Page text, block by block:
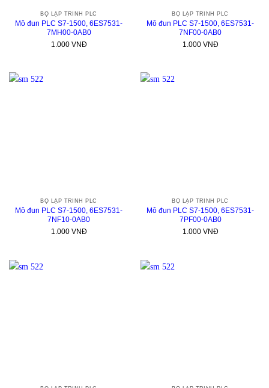
BỘ LẬP TRÌNH PLC
Mô đun PLC S7-1500, 6ES7531-
7MH00-0AB0
1.000VNĐ
BỘ LẬP TRÌNH PLC
Mô đun PLC S7-1500, 6ES7531-
7NF00-0AB0
1.000VNĐ
BỘ LẬP TRÌNH PLC
Mô đun PLC S7-1500, 6ES7531-
7NF10-0AB0
1.000VNĐ
BỘ LẬP TRÌNH PLC
Mô đun PLC S7-1500, 6ES7531-
7PF00-0AB0
1.000VNĐ